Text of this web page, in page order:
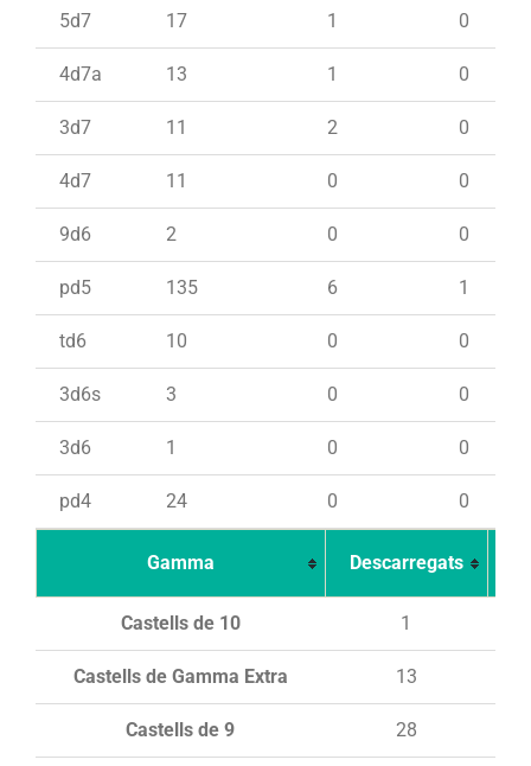
5d7 17 1 0
4d7a 13 1 0
3d7 11 2 0
4d7 11 0 0
9d6 2 0 0
pd5 135 6 1
td6 10 0 0
3d6s 3 0 0
3d6 1 0 0
pd4 24 0 0
Gamma Descarregats
Castells de 10 1
Castells de Gamma Extra 13
Castells de 9 28